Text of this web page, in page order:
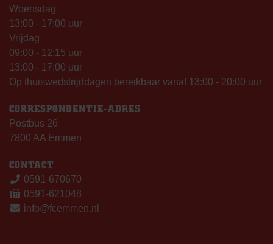
Woensdag
13:00 - 17:00 uur
Vrijdag
09:00 - 12:15 uur
13:00 - 17:00 uur
Op thuiswedstrijddagen bereikbaar vanaf 13:00 - 20:00 uur
CORRESPONDENTIE-ADRES
Postbus 26
7800 AA Emmen
CONTACT
0591-670670
0591-621048
info@fcemmen.nl